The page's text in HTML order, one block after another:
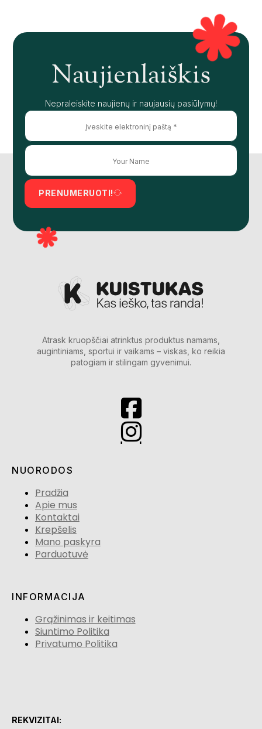
Naujienlaiškis
Nepraleiskite naujienų ir naujausių pasiūlymų!
PRENUMERUOTI!
Atrask kruopščiai atrinktus produktus namams,
augintiniams, sportui ir vaikams – viskas, ko reikia
patogiam ir stilingam gyvenimui.
NUORODOS
Pradžia
Apie mus
Kontaktai
Krepšelis
Mano paskyra
Parduotuvė
INFORMACIJA
Grąžinimas ir keitimas
Siuntimo Politika
Privatumo Politika
REKVIZITAI: